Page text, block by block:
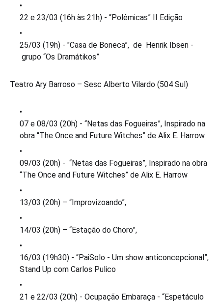
22 e 23/03 (16h às 21h) - “Polêmicas” II Edição
25/03 (19h) - "Casa de Boneca”, de Henrik Ibsen -
grupo “Os Dramátikos”
Teatro Ary Barroso – Sesc Alberto Vilardo (504 Sul)
07 e 08/03 (20h) - “Netas das Fogueiras”, Inspirado na
obra “The Once and Future Witches” de Alix E. Harrow
09/03 (20h) - “Netas das Fogueiras”, Inspirado na obra
“The Once and Future Witches” de Alix E. Harrow
13/03 (20h) – “Improvizoando”,
14/03 (20h) – “Estação do Choro”,
16/03 (19h30) - “PaiSolo - Um show anticoncepcional”,
Stand Up com Carlos Pulico
21 e 22/03 (20h) - Ocupação Embaraça - “Espetáculo